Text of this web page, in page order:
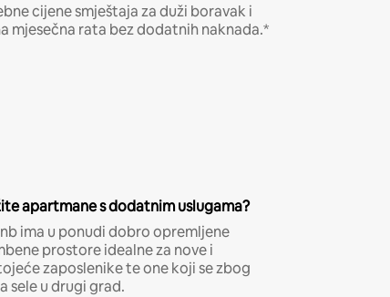
cijene smještaja za duži boravak i
mjesečna rata bez dodatnih naknada.*
apartmane s dodatnim uslugama?
ima u ponudi dobro opremljene
prostore idealne za nove i
zaposlenike te one koji se zbog
sele u drugi grad.